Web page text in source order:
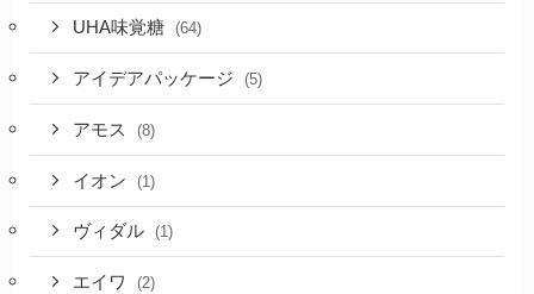
UHA味覚糖 (64)
アイデアパッケージ (5)
アモス (8)
イオン (1)
ヴィダル (1)
エイワ (2)